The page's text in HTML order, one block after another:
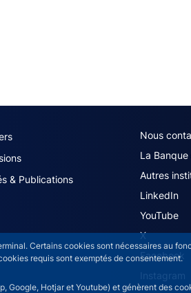
Certains cookies sont nécessaires au
requis sont exemptés de consentement.
Google, Hotjar et Youtube) et génèrent des
(French)
& Publications
ACPR
Nous
La
Autres
LinkedIn
YouTube
X
Facebook
Instagram